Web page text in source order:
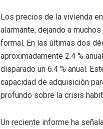
Los precios de la vivienda
alarmante, dejando a
formal. En las últimas dos
aproximadamente 2.4 %
disparado un 6.4 % anual.
capacidad de adquisición
profundo sobre la crisis
Un reciente informe ha